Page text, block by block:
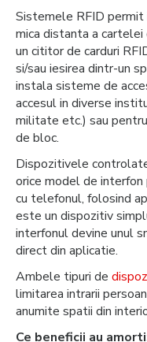
Sistemele RFID permit
mica distanta a cartelei
un cititor de carduri
si/sau iesirea dintr-un
instala sisteme de
accesul in diverse
militate etc.) sau
de bloc.
Dispozitivele
orice model de
cu telefonul, folosind
este un dispozitiv
interfonul devine unul
direct din aplicatie.
Ambele tipuri de
limitarea intrarii
anumite spatii din
Ce beneficii au